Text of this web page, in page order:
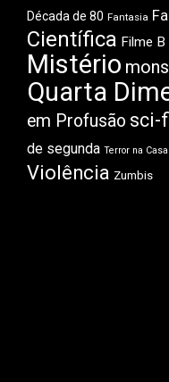
Década de 80 Fantasia
Científica Filme B
Mistério
Quarta
em Profusão sci-
de segunda Terror na Casa
Violência Zumbis